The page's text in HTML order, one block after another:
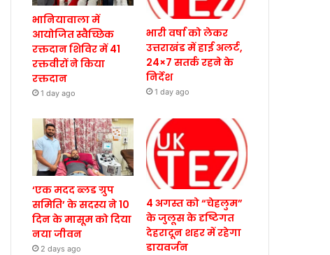
भानियावाला में
आयोजित स्वैच्छिक
रक्तदान शिविर में 41
रक्तवीरों ने किया
रक्तदान
1 day ago
भारी वर्षा को लेकर
उत्तराखंड में हाई अलर्ट,
24×7 सतर्क रहने के
निर्देश
1 day ago
‘एक मदद ब्लड ग्रुप
समिति’ के सदस्य ने 10
दिन के मासूम को दिया
नया जीवन
2 days ago
4 अगस्त को “चेहलुम”
के जुलूस के दृष्टिगत
देहरादून शहर में रहेगा
डायवर्जन